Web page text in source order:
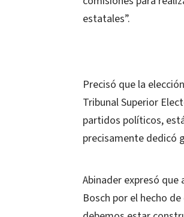
estatales”.
Precisó que la
Tribunal Superior
partidos políticos,
precisamente dedicó
Abinader expresó
Bosch por el hecho